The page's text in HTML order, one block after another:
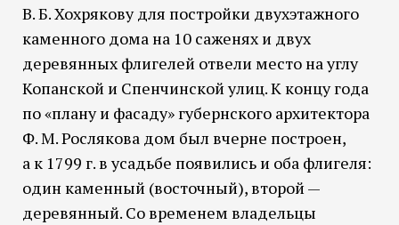
В. Б. Хохрякову для постройки двухэтажного
каменного дома на 10 саженях и двух
деревянных флигелей отвели место на углу
Копанской и Спенчинской улиц. К концу года
по «плану и фасаду» губернского архитектора
Ф. М. Рослякова дом был вчерне построен,
а к 1799 г. в усадьбе появились и оба флигеля:
один каменный (восточный), второй —
деревянный. Со временем владельцы